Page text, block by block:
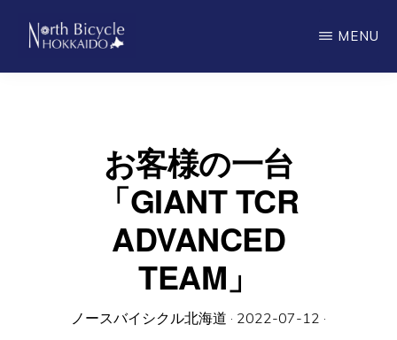
main
ノ
MENU
お客様の一台
「GIANT TCR
ADVANCED
TEAM」
ノースバイシクル北海道 · 2022-07-12 ·